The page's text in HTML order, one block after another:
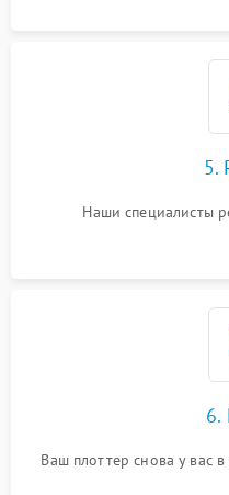
5.
Наши специалисты
6.
Ваш плоттер снова у вас